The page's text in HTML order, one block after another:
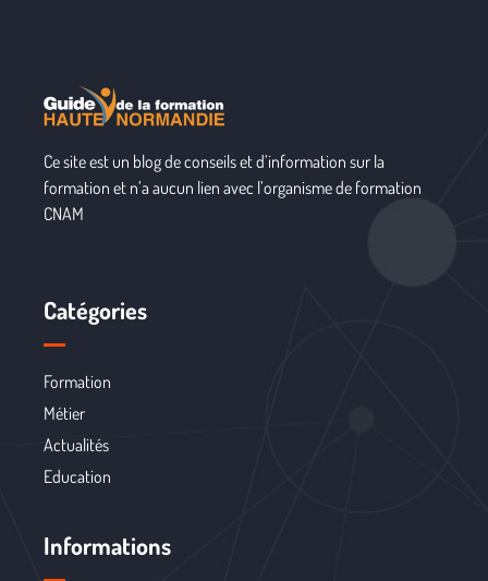
Ce site est un blog de conseils et d’information sur la
formation et n’a aucun lien avec l’organisme de formation
CNAM
Catégories
Formation
Métier
Actualités
Education
Informations